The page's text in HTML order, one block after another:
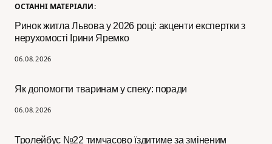
ОСТАННІ МАТЕРІАЛИ:
Ринок житла Львова у 2026 році: акценти експертки з
нерухомості Ірини Яремко
06.08.2026
Як допомогти тваринам у спеку: поради
06.08.2026
Тролейбус №22 тимчасово їздитиме за зміненим